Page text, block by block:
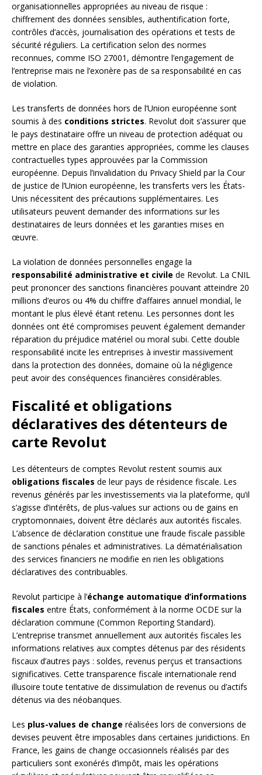
organisationnelles appropriées au niveau de risque :
chiffrement des données sensibles, authentification forte,
contrôles d’accès, journalisation des opérations et tests de
sécurité réguliers. La certification selon des normes
reconnues, comme ISO 27001, démontre l’engagement de
l’entreprise mais ne l’exonère pas de sa responsabilité en cas
de violation.
Les transferts de données hors de l’Union européenne sont
soumis à des conditions strictes. Revolut doit s’assurer que
le pays destinataire offre un niveau de protection adéquat ou
mettre en place des garanties appropriées, comme les clauses
contractuelles types approuvées par la Commission
européenne. Depuis l’invalidation du Privacy Shield par la Cour
de justice de l’Union européenne, les transferts vers les États-
Unis nécessitent des précautions supplémentaires. Les
utilisateurs peuvent demander des informations sur les
destinataires de leurs données et les garanties mises en
œuvre.
La violation de données personnelles engage la
responsabilité administrative et civile de Revolut. La CNIL
peut prononcer des sanctions financières pouvant atteindre 20
millions d’euros ou 4% du chiffre d’affaires annuel mondial, le
montant le plus élevé étant retenu. Les personnes dont les
données ont été compromises peuvent également demander
réparation du préjudice matériel ou moral subi. Cette double
responsabilité incite les entreprises à investir massivement
dans la protection des données, domaine où la négligence
peut avoir des conséquences financières considérables.
Fiscalité et obligations
déclaratives des détenteurs de
carte Revolut
Les détenteurs de comptes Revolut restent soumis aux
obligations fiscales de leur pays de résidence fiscale. Les
revenus générés par les investissements via la plateforme, qu’il
s’agisse d’intérêts, de plus-values sur actions ou de gains en
cryptomonnaies, doivent être déclarés aux autorités fiscales.
L’absence de déclaration constitue une fraude fiscale passible
de sanctions pénales et administratives. La dématérialisation
des services financiers ne modifie en rien les obligations
déclaratives des contribuables.
Revolut participe à l’échange automatique d’informations
fiscales entre États, conformément à la norme OCDE sur la
déclaration commune (Common Reporting Standard).
L’entreprise transmet annuellement aux autorités fiscales les
informations relatives aux comptes détenus par des résidents
fiscaux d’autres pays : soldes, revenus perçus et transactions
significatives. Cette transparence fiscale internationale rend
illusoire toute tentative de dissimulation de revenus ou d’actifs
détenus via des néobanques.
Les plus-values de change réalisées lors de conversions de
devises peuvent être imposables dans certaines juridictions. En
France, les gains de change occasionnels réalisés par des
particuliers sont exonérés d’impôt, mais les opérations